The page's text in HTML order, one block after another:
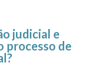
judicial e
processo de